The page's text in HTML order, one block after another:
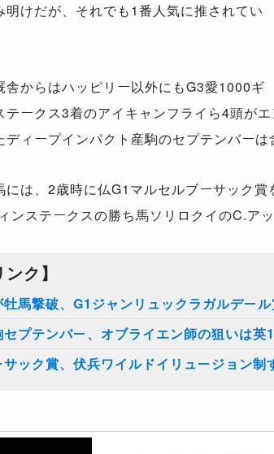
明けだが、それでも1番人気に推されてい
からはハッピリー以外にもG3愛1000ギ
テークス3着のアイキャンフライら4頭が
ィープインパクト産駒のセプテンバーは
は、2歳時に仏G1マルセルブーサック
ンステークスの勝ち馬ソリロクイのC.ア
ク】
馬撃破、G1ジャンリュックラガルデー
プテンバー、オブライエン師の狙いは英
ック賞、伏兵ワイルドイリュージョン制